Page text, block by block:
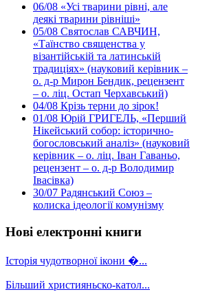
06/08 «Усі тварини рівні, але
деякі тварини рівніші»
05/08 Святослав САВЧИН,
«Таїнство священства у
візантійській та латинській
традиціях» (науковий керівник –
о. д-р Мирон Бендик, рецензент
– о. ліц. Остап Черхавський)
04/08 Крізь терни до зірок!
01/08 Юрій ГРИГЕЛЬ, «Перший
Нікейський собор: історично-
богословський аналіз» (науковий
керівник – о. ліц. Іван Гаваньо,
рецензент – о. д-р Володимир
Івасівка)
30/07 Радянський Союз –
колиска ідеології комунізму
Нові електронні книги
Історія чудотворної ікони �...
Більший християньско-катол...